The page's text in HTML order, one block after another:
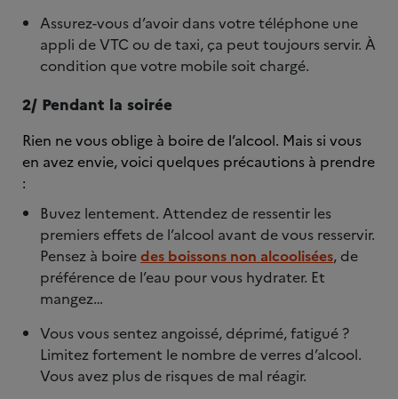
Assurez-vous d’avoir dans votre téléphone une
appli de VTC ou de taxi, ça peut toujours servir. À
condition que votre mobile soit chargé.
2/ Pendant la soirée
Rien ne vous oblige à boire de l’alcool. Mais si vous
en avez envie, voici quelques précautions à prendre
:
Buvez lentement. Attendez de ressentir les
premiers effets de l’alcool avant de vous resservir.
Pensez à boiredes boissons non alcoolisées, de
préférence de l’eau pour vous hydrater. Et
mangez…
Vous vous sentez angoissé, déprimé, fatigué ?
Limitez fortement le nombre de verres d’alcool.
Vous avez plus de risques de mal réagir.